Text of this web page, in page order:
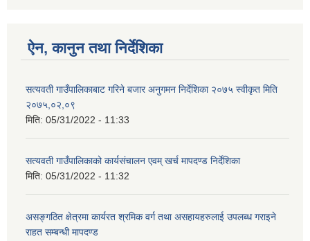
ऐन, कानुन तथा निर्देशिका
सत्यवती गाउँपालिकाबाट गरिने बजार अनुगमन निर्देशिका २०७५ स्वीकृत मिति
२०७५,०२,०९
मिति: 05/31/2022 - 11:33
सत्यवती गाउँपालिकाको कार्यसंचालन एवम् खर्च मापदण्ड निर्देशिका
मिति: 05/31/2022 - 11:32
असङ्गठित क्षेत्रमा कार्यरत श्रमिक वर्ग तथा असहायहरुलाई उपलब्ध गराइने
राहत सम्बन्धी मापदण्ड